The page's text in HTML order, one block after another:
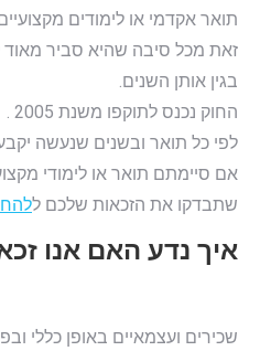
תואר אקדמי או לימודים
זאת מכל סיבה שהיא סביר מאוד
בגין אותן השנים.
החוק נכנס לתוקפו משנת 2005 .
לפי כל תואר ובשנים שנעשה יקבעו
שתבדקו את הזכאות שלכם ל
איך נדע האם אנו
שכירים ועצמאיים באופן כללי